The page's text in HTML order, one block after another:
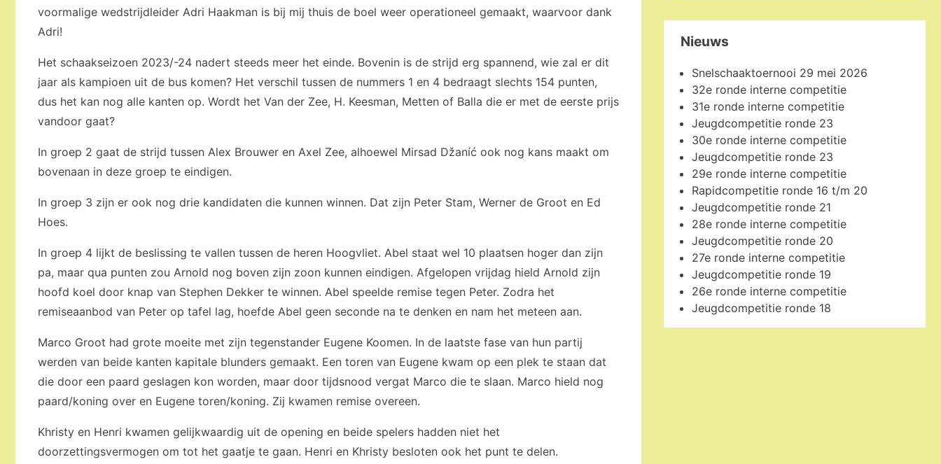
voormalige wedstrijdleider Adri Haakman is bij mij thuis de boel weer operationeel gemaakt, waarvoor dank
Adri!
Het schaakseizoen 2023/-24 nadert steeds meer het einde. Bovenin is de strijd erg spannend, wie zal er dit
jaar als kampioen uit de bus komen? Het verschil tussen de nummers 1 en 4 bedraagt slechts 154 punten,
dus het kan nog alle kanten op. Wordt het Van der Zee, H. Keesman, Metten of Balla die er met de eerste prijs
vandoor gaat?
In groep 2 gaat de strijd tussen Alex Brouwer en Axel Zee, alhoewel Mirsad Džaníć ook nog kans maakt om
bovenaan in deze groep te eindigen.
In groep 3 zijn er ook nog drie kandidaten die kunnen winnen. Dat zijn Peter Stam, Werner de Groot en Ed
Hoes.
In groep 4 lijkt de beslissing te vallen tussen de heren Hoogvliet. Abel staat wel 10 plaatsen hoger dan zijn
pa, maar qua punten zou Arnold nog boven zijn zoon kunnen eindigen. Afgelopen vrijdag hield Arnold zijn
hoofd koel door knap van Stephen Dekker te winnen. Abel speelde remise tegen Peter. Zodra het
remiseaanbod van Peter op tafel lag, hoefde Abel geen seconde na te denken en nam het meteen aan.
Marco Groot had grote moeite met zijn tegenstander Eugene Koomen. In de laatste fase van hun partij
werden van beide kanten kapitale blunders gemaakt. Een toren van Eugene kwam op een plek te staan dat
die door een paard geslagen kon worden, maar door tijdsnood vergat Marco die te slaan. Marco hield nog
paard/koning over en Eugene toren/koning. Zij kwamen remise overeen.
Khristy en Henri kwamen gelijkwaardig uit de opening en beide spelers hadden niet het
doorzettingsvermogen om tot het gaatje te gaan. Henri en Khristy besloten ook het punt te delen.
Nieuws
Snelschaaktoernooi 29 mei 2026
32e ronde interne competitie
31e ronde interne competitie
Jeugdcompetitie ronde 23
30e ronde interne competitie
Jeugdcompetitie ronde 23
29e ronde interne competitie
Rapidcompetitie ronde 16 t/m 20
Jeugdcompetitie ronde 21
28e ronde interne competitie
Jeugdcompetitie ronde 20
27e ronde interne competitie
Jeugdcompetitie ronde 19
26e ronde interne competitie
Jeugdcompetitie ronde 18